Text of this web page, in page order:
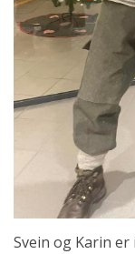
Svein og Karin